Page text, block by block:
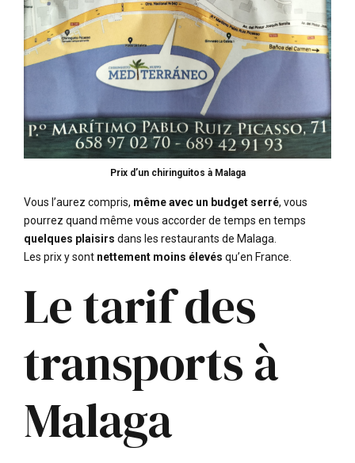
Prix d’un chiringuitos à Malaga
Vous l’aurez compris, même avec un budget serré, vous
pourrez quand même vous accorder de temps en temps
quelques plaisirs dans les restaurants de Malaga.
Les prix y sont nettement moins élevés qu’en France.
Le tarif des
transports à
Malaga